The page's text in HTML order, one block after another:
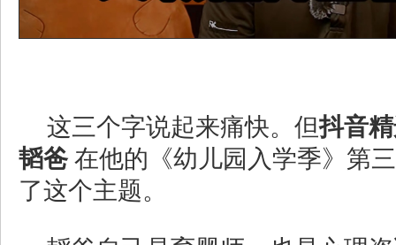
这三个字说起来痛快。但抖音
韬爸 在他的《幼儿园入学季》第
了这个主题。